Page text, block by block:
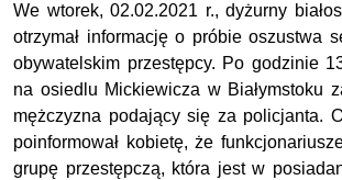
We wtorek, 02.02.2021 r., dyżurny
otrzymał informację o próbie oszustwa
obywatelskim przestępcy. Po godzinie
na osiedlu Mickiewicza w Białymstoku
mężczyzna podający się za policjanta.
poinformował kobietę, że
grupę przestępczą, która jest w